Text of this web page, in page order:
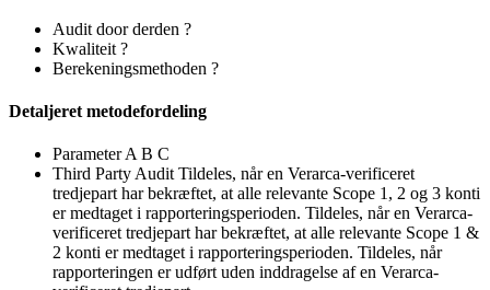
Audit door derden ?
Kwaliteit ?
Berekeningsmethoden ?
Detaljeret metodefordeling
Parameter A B C
Third Party Audit Tildeles, når en Verarca-verificeret
tredjepart har bekræftet, at alle relevante Scope 1, 2 og 3 konti
er medtaget i rapporteringsperioden. Tildeles, når en Verarca-
verificeret tredjepart har bekræftet, at alle relevante Scope 1 &
2 konti er medtaget i rapporteringsperioden. Tildeles, når
rapporteringen er udført uden inddragelse af en Verarca-